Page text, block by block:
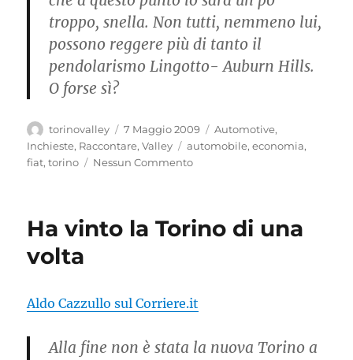
troppo, snella. Non tutti, nemmeno lui,
possono reggere più di tan­to il
pendolarismo Lingot­to- Auburn Hills.
O forse sì?
Autore
torinovalley
Pubblicato
il
7 Maggio 2009 Categorie
Automotive,
Inchieste, Raccontare,Valley Tag
automobile,economia,
fiat,torino Nessun Commento
Ha vinto la Torino di una
volta
Aldo Cazzullo sul Corriere.it
Alla fine non è stata la nuova Torino a